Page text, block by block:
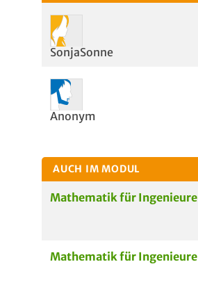
SonjaSonne
Anonym
AUCH IM MODUL
Mathematik für Ingenieure
Mathematik für Ingenieure